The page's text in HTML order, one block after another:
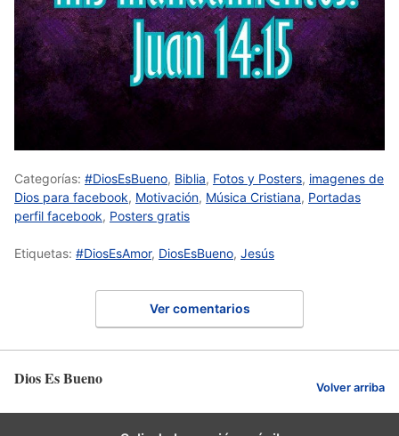
Categorías: #DiosEsBueno, Biblia, Fotos y Posters, imagenes de
Dios para facebook, Motivación, Música Cristiana, Portadas
perfil facebook, Posters gratis
Etiquetas: #DiosEsAmor, DiosEsBueno, Jesús
Ver comentarios
Dios Es Bueno Volver arriba